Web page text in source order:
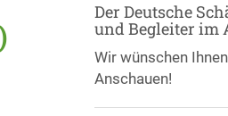
Der Deutsche
und Begleiter im
Wir wünschen
Anschauen!